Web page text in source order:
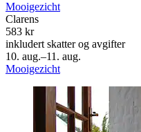
Mooigezicht
Clarens
583 kr
inkludert skatter og avgifter
10. aug.–11. aug.
Mooigezicht